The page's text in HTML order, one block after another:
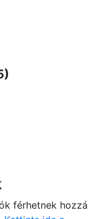
férhetnek hozzá